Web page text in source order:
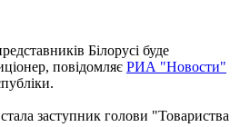
Білорусі буде
повідомляє РИА "Новости"
заступник голови "Товариства